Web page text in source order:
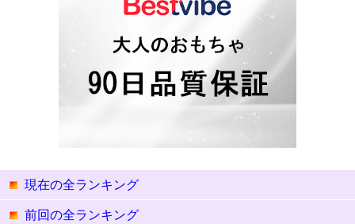
現在の全ランキング
前回の全ランキング